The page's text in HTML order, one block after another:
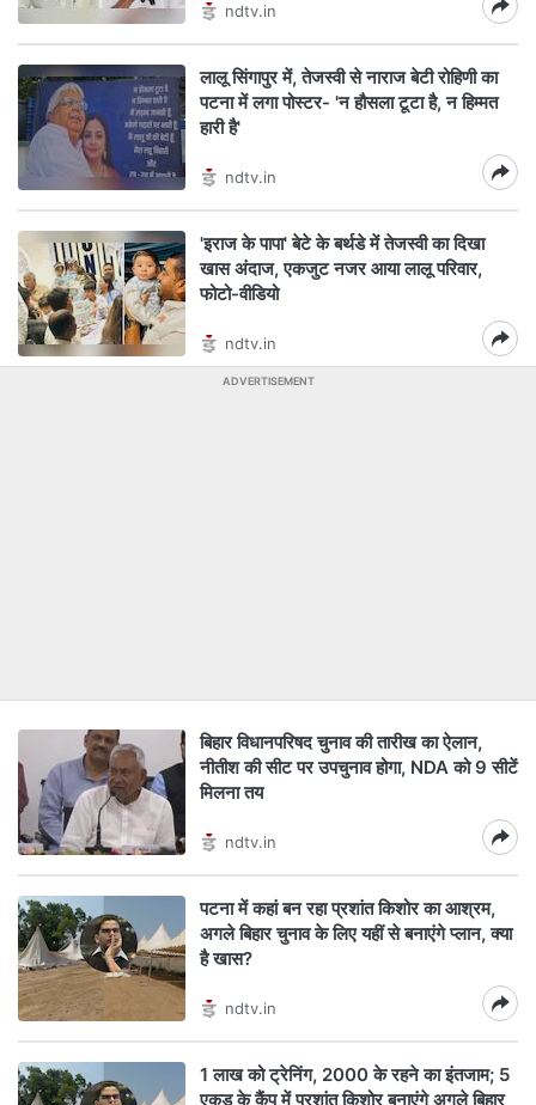
ndtv.in
लालू सिंगापुर में, तेजस्वी से नाराज बेटी रोहिणी का
पटना में लगा पोस्टर- 'न हौसला टूटा है, न हिम्मत
हारी है'
ndtv.in
'इराज के पापा' बेटे के बर्थडे में तेजस्वी का दिखा
खास अंदाज, एकजुट नजर आया लालू परिवार,
फोटो-वीडियो
ndtv.in
ADVERTISEMENT
बिहार विधानपरिषद चुनाव की तारीख का ऐलान,
नीतीश की सीट पर उपचुनाव होगा, NDA को 9 सीटें
मिलना तय
ndtv.in
पटना में कहां बन रहा प्रशांत किशोर का आश्रम,
अगले बिहार चुनाव के लिए यहीं से बनाएंगे प्लान, क्या
है खास?
ndtv.in
1 लाख को ट्रेनिंग, 2000 के रहने का इंतजाम; 5
एकड़ के कैंप में प्रशांत किशोर बनाएंगे अगले बिहार